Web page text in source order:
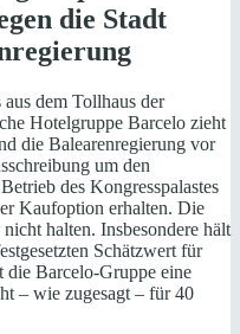
die Stadt
dem Tollhaus der
Hotelgruppe Barcelo zieht
die Balearenregierung vor
um den
des Kongresspalastes
Kaufoption erhalten. Die
halten. Insbesondere hält
Schätzwert für
Barcelo-Gruppe eine
– wie zugesagt – für 40